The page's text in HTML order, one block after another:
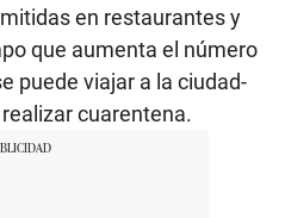
en restaurantes y
que aumenta el número
puede viajar a la ciudad-
cuarentena.